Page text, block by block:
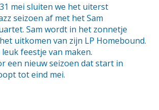
mei sluiten we het uiterst
seizoen af met het Sam
Sam wordt in het zonnetje
uitkomen van zijn LP Homebound.
feestje van maken.
een nieuw seizoen dat start in
tot eind mei.